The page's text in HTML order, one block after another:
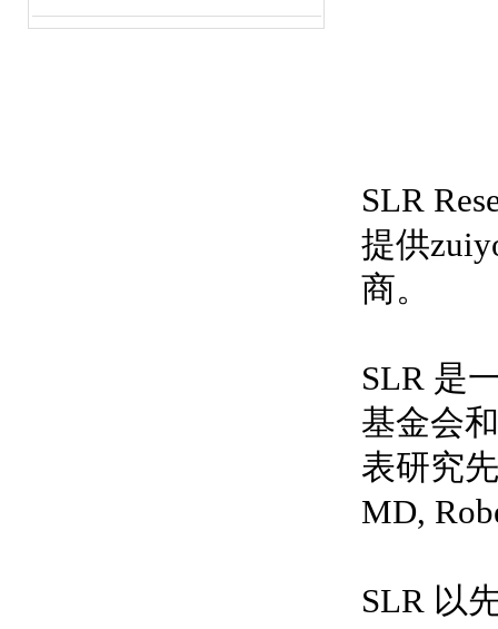
SLR
提供
商。
SLR 是
基金会
表研究
MD,
SLR 以